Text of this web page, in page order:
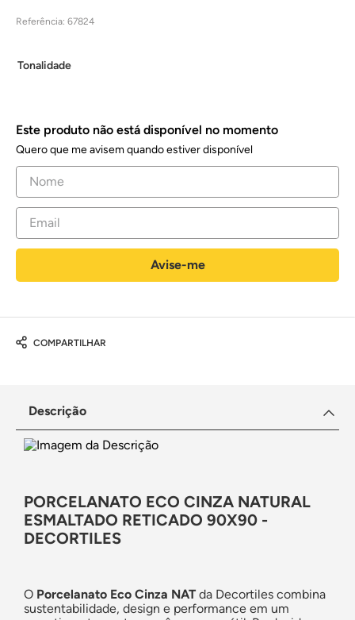
Referência: 67824
Tonalidade
Este produto não está disponível no momento
Quero que me avisem quando estiver disponível
COMPARTILHAR
Descrição
PORCELANATO ECO CINZA NATURAL
ESMALTADO RETICADO 90X90 -
DECORTILES
O Porcelanato Eco Cinza NATda Decortiles combina
sustentabilidade, design e performance em um